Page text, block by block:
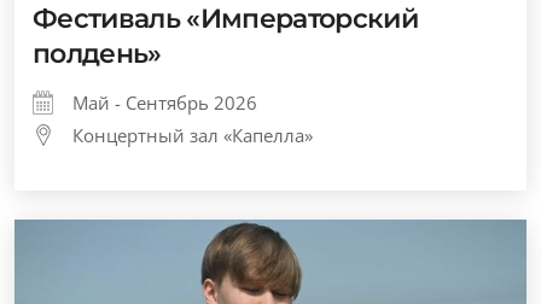
Фестиваль «Императорский
полдень»
Май - Сентябрь 2026
Концертный зал «Капелла»